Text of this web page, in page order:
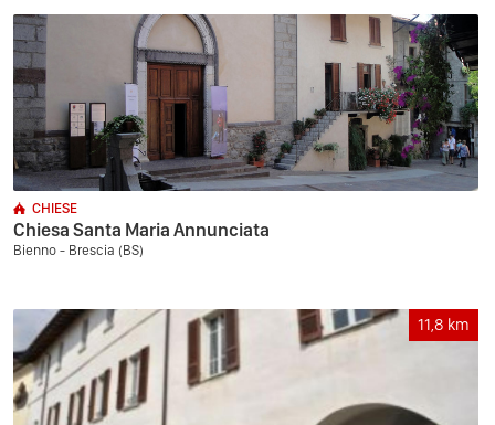
CHIESE
Chiesa Santa Maria Annunciata
Bienno - Brescia (BS)
11,8 km